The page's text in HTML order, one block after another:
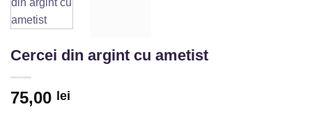
Cercei din argint cu ametist
75,00 lei